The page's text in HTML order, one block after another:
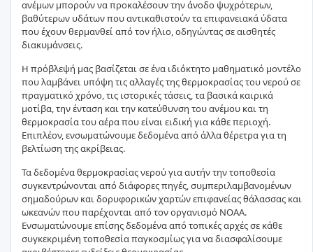
ανέμων μπορούν να προκαλέσουν την άνοδο ψυχρότερων,
βαθύτερων υδάτων που αντικαθιστούν τα επιφανειακά ύδατα
που έχουν θερμανθεί από τον ήλιο, οδηγώντας σε αισθητές
διακυμάνσεις.
Η πρόβλεψή μας βασίζεται σε ένα ιδιόκτητο μαθηματικό μοντέλο
που λαμβάνει υπόψη τις αλλαγές της θερμοκρασίας του νερού σε
πραγματικό χρόνο, τις ιστορικές τάσεις, τα βασικά καιρικά
μοτίβα, την ένταση και την κατεύθυνση του ανέμου και τη
θερμοκρασία του αέρα που είναι ειδική για κάθε περιοχή.
Επιπλέον, ενσωματώνουμε δεδομένα από άλλα θέρετρα για τη
βελτίωση της ακρίβειας.
Τα δεδομένα θερμοκρασίας νερού για αυτήν την τοποθεσία
συγκεντρώνονται από διάφορες πηγές, συμπεριλαμβανομένων
σημαδούρων και δορυφορικών χαρτών επιφανείας θάλασσας και
ωκεανών που παρέχονται από τον οργανισμό NOAA.
Ενσωματώνουμε επίσης δεδομένα από τοπικές αρχές σε κάθε
συγκεκριμένη τοποθεσία παγκοσμίως για να διασφαλίσουμε